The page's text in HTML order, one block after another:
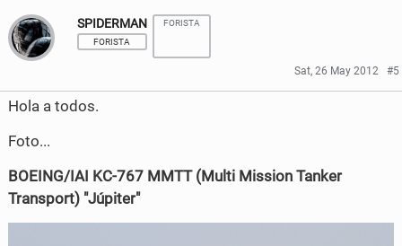
a
r
e
F
a
r
e
T
SPIDERMAN
FORISTA
FORISTA
Sat, 26 May 2012 #5
Hola a todos.
Foto...
BOEING/IAI KC-767 MMTT (Multi Mission Tanker
Transport) "Júpiter"